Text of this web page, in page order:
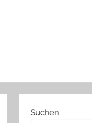
Suchen